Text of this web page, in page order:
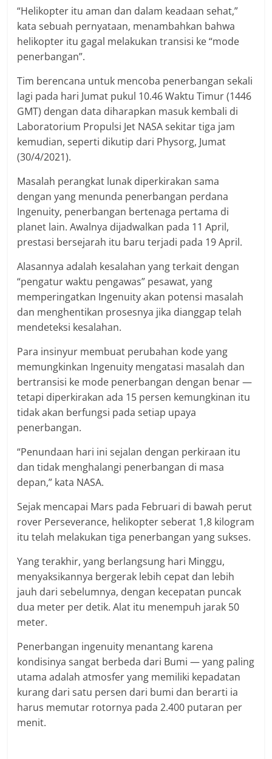
“Helikopter itu aman dan dalam keadaan sehat,”
kata sebuah pernyataan, menambahkan bahwa
helikopter itu gagal melakukan transisi ke “mode
penerbangan”.
Tim berencana untuk mencoba penerbangan sekali
lagi pada hari Jumat pukul 10.46 Waktu Timur (1446
GMT) dengan data diharapkan masuk kembali di
Laboratorium Propulsi Jet NASA sekitar tiga jam
kemudian, seperti dikutip dari Physorg, Jumat
(30/4/2021).
Masalah perangkat lunak diperkirakan sama
dengan yang menunda penerbangan perdana
Ingenuity, penerbangan bertenaga pertama di
planet lain. Awalnya dijadwalkan pada 11 April,
prestasi bersejarah itu baru terjadi pada 19 April.
Alasannya adalah kesalahan yang terkait dengan
“pengatur waktu pengawas” pesawat, yang
memperingatkan Ingenuity akan potensi masalah
dan menghentikan prosesnya jika dianggap telah
mendeteksi kesalahan.
Para insinyur membuat perubahan kode yang
memungkinkan Ingenuity mengatasi masalah dan
bertransisi ke mode penerbangan dengan benar —
tetapi diperkirakan ada 15 persen kemungkinan itu
tidak akan berfungsi pada setiap upaya
penerbangan.
“Penundaan hari ini sejalan dengan perkiraan itu
dan tidak menghalangi penerbangan di masa
depan,” kata NASA.
Sejak mencapai Mars pada Februari di bawah perut
rover Perseverance, helikopter seberat 1,8 kilogram
itu telah melakukan tiga penerbangan yang sukses.
Yang terakhir, yang berlangsung hari Minggu,
menyaksikannya bergerak lebih cepat dan lebih
jauh dari sebelumnya, dengan kecepatan puncak
dua meter per detik. Alat itu menempuh jarak 50
meter.
Penerbangan ingenuity menantang karena
kondisinya sangat berbeda dari Bumi — yang paling
utama adalah atmosfer yang memiliki kepadatan
kurang dari satu persen dari bumi dan berarti ia
harus memutar rotornya pada 2.400 putaran per
menit.